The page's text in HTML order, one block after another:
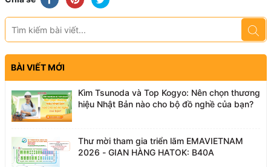
BÀI VIẾT MỚI
Kìm Tsunoda và Top Kogyo: Nên chọn thương
hiệu Nhật Bản nào cho bộ đồ nghề của bạn?
Thư mời tham gia triển lãm EMAVIETNAM
2026 - GIAN HÀNG HATOK: B40A